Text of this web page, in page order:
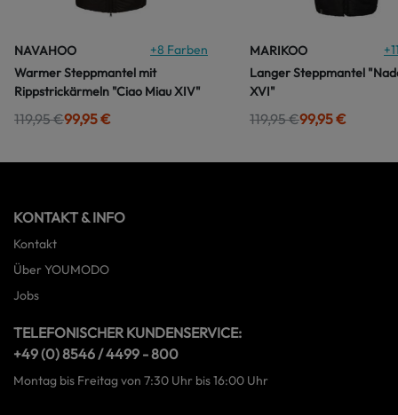
NAVAHOO +8 Farben
Warmer Steppmantel mit
Rippstrickärmeln "Ciao Miau XIV"
119,95 €99,95 €
MARIKOO +
Langer Steppmantel
XVI"
119,95 €99,95 €
KONTAKT & INFO
Kontakt
Über YOUMODO
Jobs
TELEFONISCHER KUNDENSERVICE:
+49 (0) 8546 / 4499 - 800
Montag bis Freitag von 7:30 Uhr bis 16:00 Uhr